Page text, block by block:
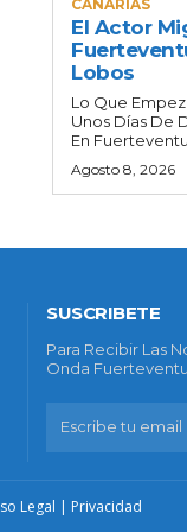
CANARIAS
El Actor
Lobos
Lo Que
Unos Días De
En
Agosto 8, 2026
SUSCRIBETE
Para Recibir Las
Onda
Legal | Privacidad